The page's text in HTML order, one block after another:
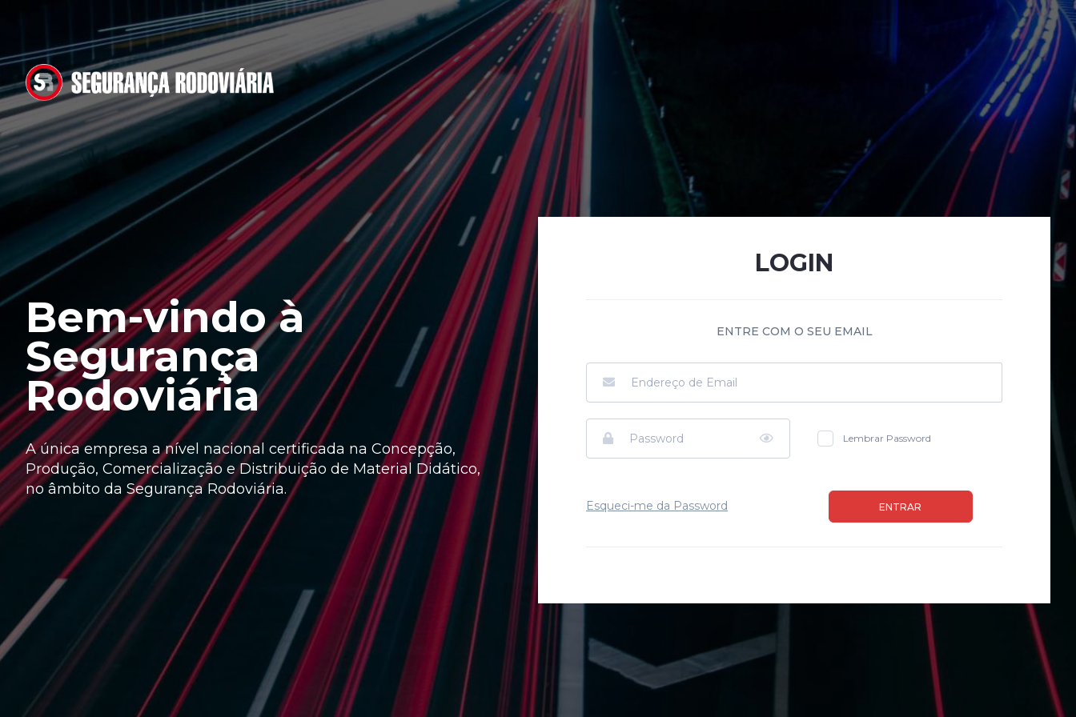
Bem-vindo à
Segurança
Rodoviária
A única empresa a nível nacional certificada na Concepção,
Produção, Comercialização e Distribuição de Material Didático,
no âmbito da Segurança Rodoviária.
LOGIN
ENTRE COM O SEU EMAIL
Lembrar Password
Esqueci-me da Password ENTRAR